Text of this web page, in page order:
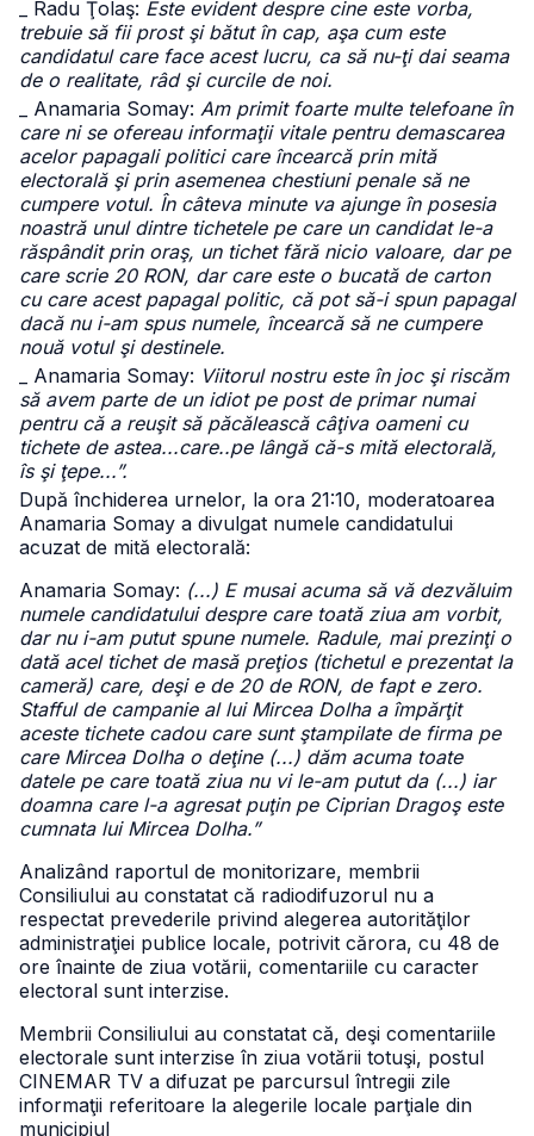
_ Radu Ţolaş: Este evident despre cine este vorba,
trebuie să fii prost şi bătut în cap, aşa cum este
candidatul care face acest lucru, ca să nu-ţi dai seama
de o realitate, râd şi curcile de noi.
_ Anamaria Somay: Am primit foarte multe telefoane în
care ni se ofereau informaţii vitale pentru demascarea
acelor papagali politici care încearcă prin mită
electorală şi prin asemenea chestiuni penale să ne
cumpere votul. În câteva minute va ajunge în posesia
noastră unul dintre tichetele pe care un candidat le-a
răspândit prin oraş, un tichet fără nicio valoare, dar pe
care scrie 20 RON, dar care este o bucată de carton
cu care acest papagal politic, că pot să-i spun papagal
dacă nu i-am spus numele, încearcă să ne cumpere
nouă votul şi destinele.
_ Anamaria Somay: Viitorul nostru este în joc şi riscăm
să avem parte de un idiot pe post de primar numai
pentru că a reuşit să păcălească câţiva oameni cu
tichete de astea...care..pe lângă că-s mită electorală,
îs şi ţepe...”.
După închiderea urnelor, la ora 21:10, moderatoarea
Anamaria Somay a divulgat numele candidatului
acuzat de mită electorală:
Anamaria Somay: (...) E musai acuma să vă dezvăluim
numele candidatului despre care toată ziua am vorbit,
dar nu i-am putut spune numele. Radule, mai prezinţi o
dată acel tichet de masă preţios (tichetul e prezentat la
cameră) care, deşi e de 20 de RON, de fapt e zero.
Stafful de campanie al lui Mircea Dolha a împărţit
aceste tichete cadou care sunt ştampilate de firma pe
care Mircea Dolha o deţine (...) dăm acuma toate
datele pe care toată ziua nu vi le-am putut da (...) iar
doamna care l-a agresat puţin pe Ciprian Dragoş este
cumnata lui Mircea Dolha.”
Analizând raportul de monitorizare, membrii
Consiliului au constatat că radiodifuzorul nu a
respectat prevederile privind alegerea autorităţilor
administraţiei publice locale, potrivit cărora, cu 48 de
ore înainte de ziua votării, comentariile cu caracter
electoral sunt interzise.
Membrii Consiliului au constatat că, deşi comentariile
electorale sunt interzise în ziua votării totuşi, postul
CINEMAR TV a difuzat pe parcursul întregii zile
informaţii referitoare la alegerile locale parţiale din
municipiul